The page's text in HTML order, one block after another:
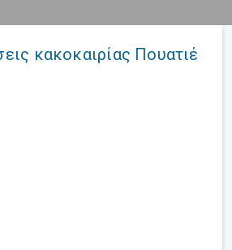
κακοκαιρίας Πουατιέ